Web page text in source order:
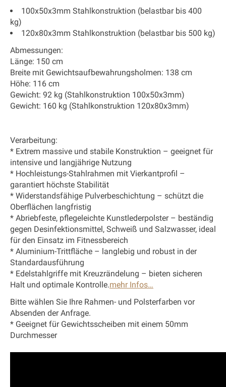
100x50x3mm Stahlkonstruktion (belastbar bis 400
kg)
120x80x3mm Stahlkonstruktion (belastbar bis 500 kg)
Abmessungen:
Länge: 150 cm
Breite mit Gewichtsaufbewahrungsholmen: 138 cm
Höhe: 116 cm
Gewicht: 92 kg (Stahlkonstruktion 100x50x3mm)
Gewicht: 160 kg (Stahlkonstruktion 120x80x3mm)
Verarbeitung:
* Extrem massive und stabile Konstruktion – geeignet für
intensive und langjährige Nutzung
* Hochleistungs-Stahlrahmen mit Vierkantprofil –
garantiert höchste Stabilität
* Widerstandsfähige Pulverbeschichtung – schützt die
Oberflächen langfristig
* Abriebfeste, pflegeleichte Kunstlederpolster – beständig
gegen Desinfektionsmittel, Schweiß und Salzwasser, ideal
für den Einsatz im Fitnessbereich
* Aluminium-Trittfläche – langlebig und robust in der
Standardausführung
* Edelstahlgriffe mit Kreuzrändelung – bieten sicheren
Halt und optimale Kontrolle.mehr Infos…
Bitte wählen Sie Ihre Rahmen- und Polsterfarben vor
Absenden der Anfrage.
* Geeignet für Gewichtsscheiben mit einem 50mm
Durchmesser